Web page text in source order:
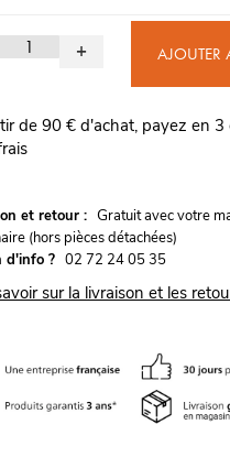
+ AJOUTER
de 90 € d'achat, payez en 3
et retour : Gratuit avec votre
(hors pièces détachées)
d'info ? 02 72 24 05 35
sur la livraison et les